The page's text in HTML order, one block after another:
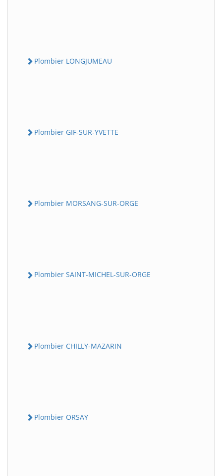
Plombier LONGJUMEAU
Plombier GIF-SUR-YVETTE
Plombier MORSANG-SUR-ORGE
Plombier SAINT-MICHEL-SUR-ORGE
Plombier CHILLY-MAZARIN
Plombier ORSAY